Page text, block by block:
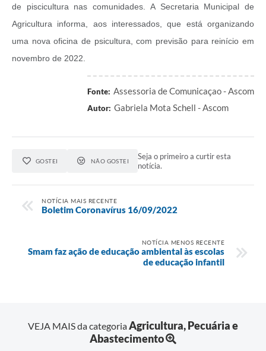
de piscicultura nas comunidades. A Secretaria Municipal de
Agricultura informa, aos interessados, que está organizando
uma nova oficina de psicultura, com previsão para reinício em
novembro de 2022.
Fonte: Assessoria de Comunicaçao - Ascom
Autor: Gabriela Mota Schell - Ascom
GOSTEI NÃO GOSTEI
Seja o primeiro a curtir esta
notícia.
NOTÍCIA MAIS RECENTE
Boletim Coronavírus 16/09/2022
NOTÍCIA MENOS RECENTE
Smam faz ação de educação ambiental às escolas
de educação infantil
VEJA MAIS da categoriaAgricultura, Pecuária e
Abastecimento